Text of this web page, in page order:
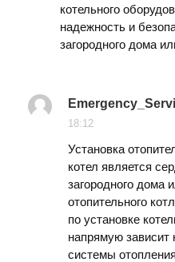
котельного
надежность и
загородного дома
18:12
Установка
котел является
загородного дома
отопительного
по установке
напрямую зависит
системы